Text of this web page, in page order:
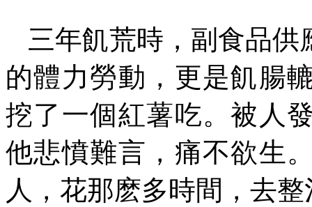
三年飢荒時，副食品
的體力勞動，更是飢腸
挖了一個紅薯吃。被人
他悲憤難言，痛不欲生
人，花那麽多時間，去